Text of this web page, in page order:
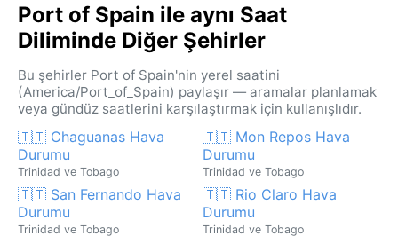
Port of Spain ile aynı Saat
Diliminde Diğer Şehirler
Bu şehirler Port of Spain'nin yerel saatini
(America/Port_of_Spain) paylaşır — aramalar planlamak
veya gündüz saatlerini karşılaştırmak için kullanışlıdır.
🇹🇹 Chaguanas Hava
Durumu
Trinidad ve Tobago
🇹🇹 Mon Repos Hava
Durumu
Trinidad ve Tobago
🇹🇹 San Fernando Hava
Durumu
Trinidad ve Tobago
🇹🇹 Rio Claro Hava
Durumu
Trinidad ve Tobago